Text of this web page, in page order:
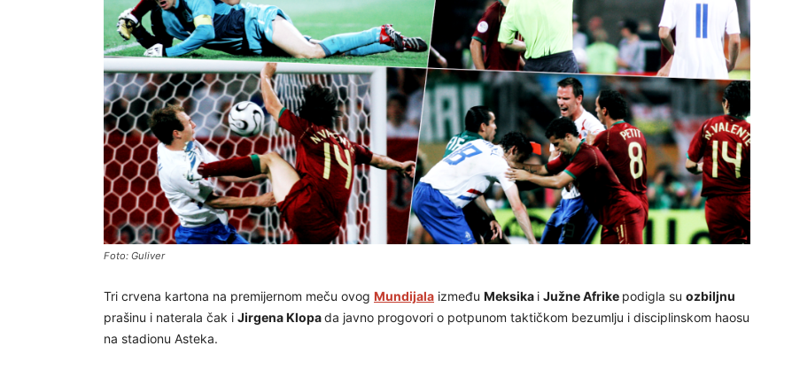
Foto: Guliver
Tri crvena kartona na premijernom meču ovog Mundijala između Meksika i Južne Afrike podigla su ozbiljnu
prašinu i naterala čak i Jirgena Klopada javno progovori o potpunom taktičkom bezumlju i disciplinskom haosu
na stadionu Asteka.